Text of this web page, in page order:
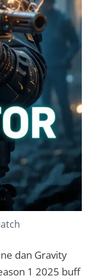
dan Gravity
1 2025 buff